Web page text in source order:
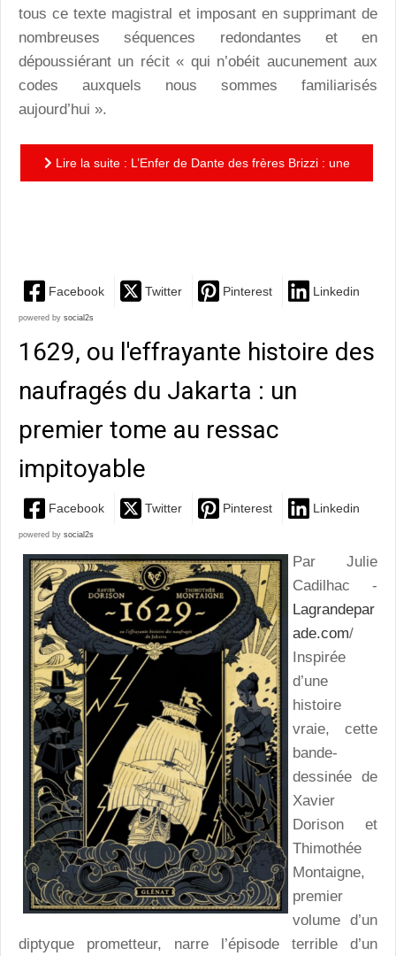
tous ce texte magistral et imposant en supprimant de
nombreuses séquences redondantes et en
dépoussiérant un récit « qui n’obéit aucunement aux
codes auxquels nous sommes familiarisés
aujourd’hui ».
Lire la suite : L’Enfer de Dante des frères Brizzi : une
Facebook Twitter Pinterest Linkedin
powered by social2s
1629, ou l'effrayante histoire des
naufragés du Jakarta : un
premier tome au ressac
impitoyable
Facebook Twitter Pinterest Linkedin
powered by social2s
Par Julie
Cadilhac -
Lagrandepar
ade.com/
Inspirée
d’une
histoire
vraie, cette
bande-
dessinée de
Xavier
Dorison et
Thimothée
Montaigne,
premier
volume d’un
diptyque prometteur, narre l’épisode terrible d’un